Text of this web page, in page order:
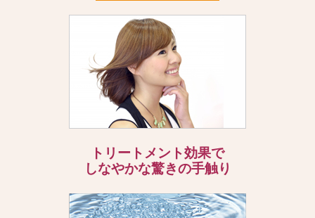
トリートメント効果で
しなやかな驚きの手触り